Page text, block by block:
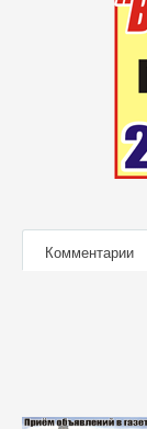
Комментарии